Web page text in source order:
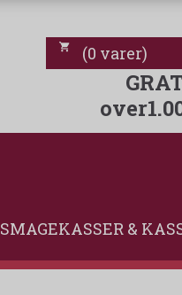
(0 varer)
SMAGEKASSER &